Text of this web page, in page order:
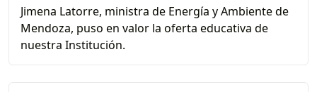
Jimena Latorre, ministra de Energía y Ambiente de
Mendoza, puso en valor la oferta educativa de
nuestra Institución.